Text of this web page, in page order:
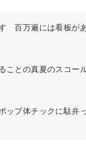
　百万遍には看板が
ことの真夏のスコー
ップ体チックに駄弁